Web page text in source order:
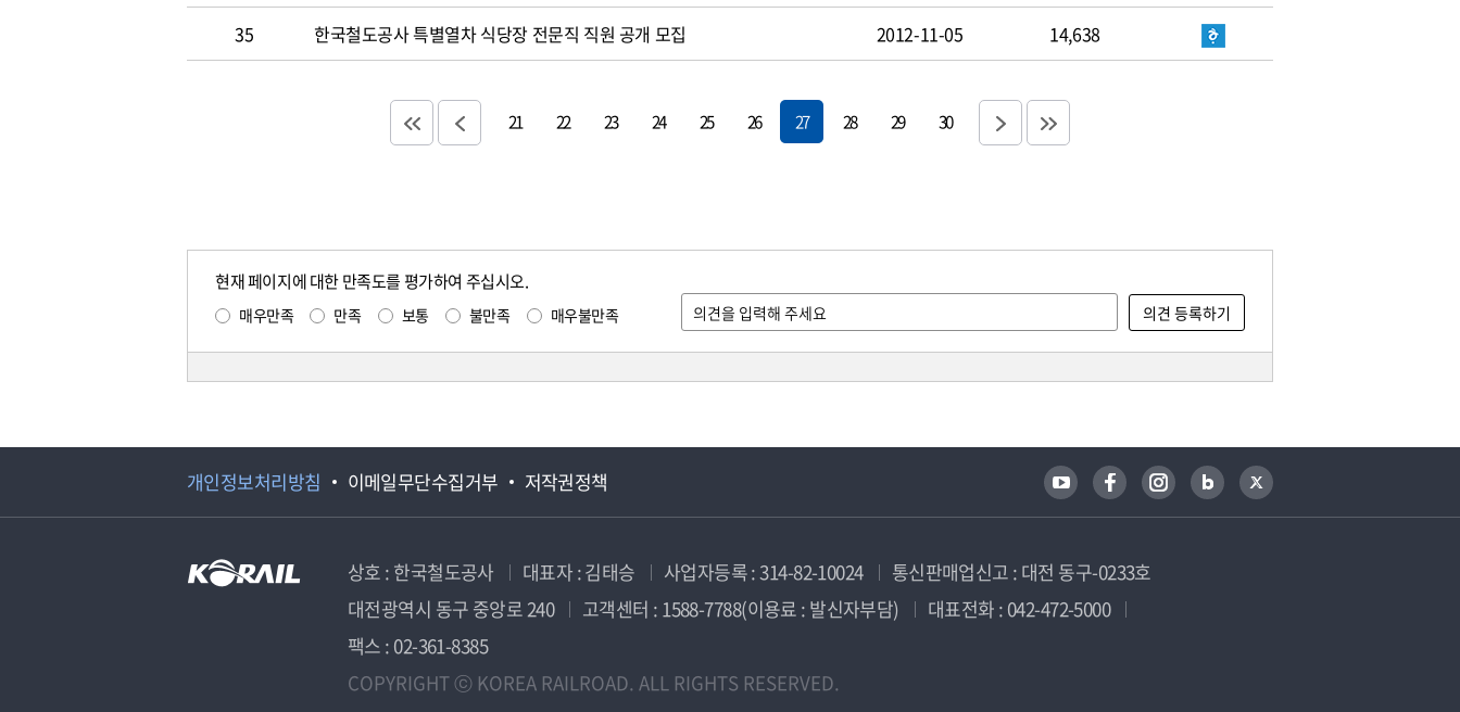
35 한국철도공사 특별열차 식당장 전문직 직원 공개 모집 2012-11-05 14,638
21 22 23 24 25 26 27 28 29 30
현재 페이지에 대한 만족도를 평가하여 주십시오.
매우만족 만족 보통 불만족 매우불만족
개인정보처리방침 이메일무단수집거부 저작권정책
상호 : 한국철도공사 대표자 : 김태승 사업자등록 : 314-82-10024
통신판매업신고 : 대전 동구-0233호
대전광역시 동구 중앙로 240
고객센터 : 1588-7788(이용료 : 발신자부담)
대표전화 : 042-472-5000
팩스 : 02-361-8385
COPYRIGHT ⓒ KOREA RAILROAD. ALL RIGHTS RESERVED.